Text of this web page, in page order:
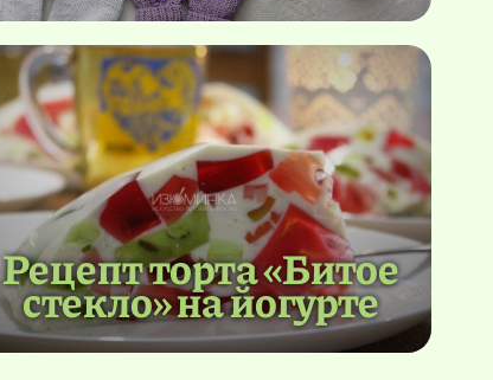
Рецепт торта «Битое
стекло» на йогурте